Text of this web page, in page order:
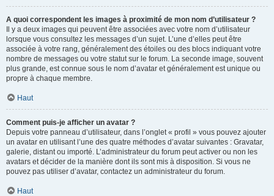
A quoi correspondent les images à proximité de mon nom d’utilisateur ?
Il y a deux images qui peuvent être associées avec votre nom d’utilisateur
lorsque vous consultez les messages d’un sujet. L’une d’elles peut être
associée à votre rang, généralement des étoiles ou des blocs indiquant votre
nombre de messages ou votre statut sur le forum. La seconde image, souvent
plus grande, est connue sous le nom d’avatar et généralement est unique ou
propre à chaque membre.
Haut
Comment puis-je afficher un avatar ?
Depuis votre panneau d’utilisateur, dans l’onglet « profil » vous pouvez ajouter
un avatar en utilisant l’une des quatre méthodes d’avatar suivantes : Gravatar,
galerie, distant ou importé. L’administrateur du forum peut activer ou non les
avatars et décider de la manière dont ils sont mis à disposition. Si vous ne
pouvez pas utiliser d’avatar, contactez un administrateur du forum.
Haut